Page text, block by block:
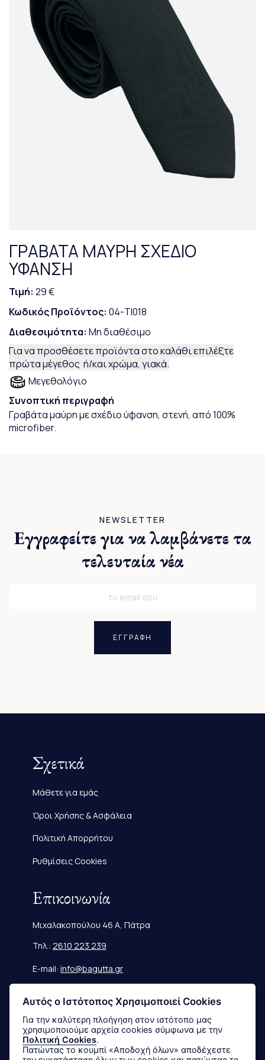
ΓΡΑΒΑΤΑ ΜΑΥΡΗ ΣΧΕΔΙΟ
ΥΦΑΝΣΗ
Τιμή: 29 €
Κωδικός Προϊόντος: 04-TI018
Διαθεσιμότητα: Μη διαθέσιμο
Για να προσθέσετε προϊόντα στο καλάθι επιλέξτε
πρώτα μέγεθος ή/και χρώμα, γιακά.
Μεγεθολόγιο
Συνοπτική περιγραφή
Γραβάτα μαύρη με σχέδιο ύφανση, στενή, από 100%
microfiber.
NEWSLETTER
Εγγραφείτε για να λαμβάνετε τα
τελευταία νέα
ΕΓΓΡΑΦΗ
Σχετικά
Μάθετε για εμάς
Όροι Χρήσης & Ασφάλεια
Πολιτική Απορρήτου
Ρυθμίσεις Cookies
Επικοινωνία
Μιχαλακοπούλου 46 Α, Πάτρα
Τηλ.: 2610 223 239
E-mail: info@bagutta.gr
Πληροφορίες
Μεγεθολόγιο
Αποστολές & Επιστροφές
Αυτός ο Ιστότοπος Χρησιμοποιεί Cookies
Για την καλύτερη πλοήγηση στον ιστότοπο μας
χρησιμοποιούμε αρχεία cookies σύμφωνα με την
Πολιτική Cookies.
Πατώντας το κουμπί «Αποδοχή όλων» αποδέχεστε